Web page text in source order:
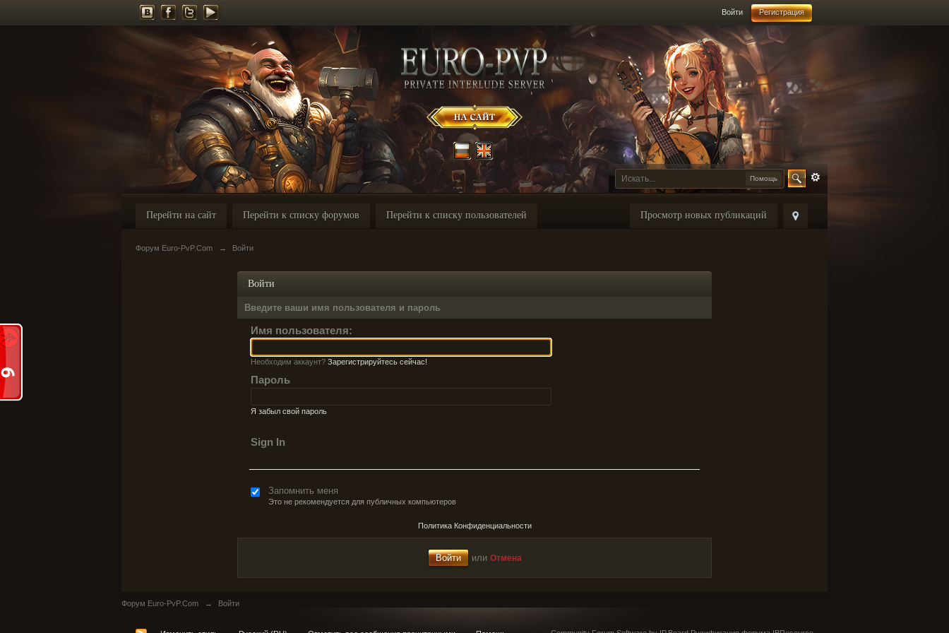
Войти Регистрация
Помощь
Просмотр новых публикаций
Перейти на сайт Перейти к списку форумов Перейти к списку пользователей
Форум Euro-PvP.Com → Войти
Войти
Введите ваши имя пользователя и пароль
Имя пользователя:
Необходим аккаунт? Зарегистрируйтесь сейчас!
Пароль
Я забыл свой пароль
Sign In
Запомнить меня
Это не рекомендуется для публичных компьютеров
Политика Конфиденциальности
или Отмена
Форум Euro-PvP.Com → Войти